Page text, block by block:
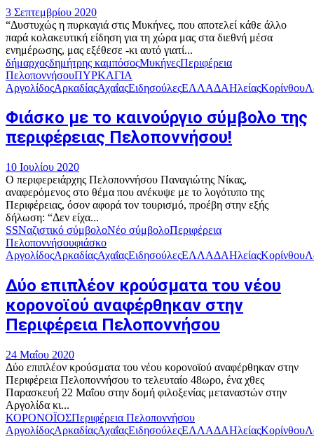
3 Σεπτεμβρίου 2020
“Δυστυχώς η πυρκαγιά στις Μυκήνες, που αποτελεί κάθε άλλο
παρά κολακευτική είδηση για τη χώρα μας στα διεθνή μέσα
ενημέρωσης, μας εξέθεσε -κι αυτό γιατί...
δήμαρχοςδημήτρης καμπόσοςΜυκήνεςΠεριφέρεια
ΠελοποννήσουΠΥΡΚΑΓΙΑ
ΑργολίδοςΑρκαδίαςΑχαΐαςΕιδησούλεςΕΛΛΑΔΑΗλείαςΚορίνθου
Φιάσκο με το καινούργιο σύμβολο της
περιφέρειας Πελοποννήσου!
10 Ιουλίου 2020
Ο περιφερειάρχης Πελοποννήσου Παναγιώτης Νίκας,
αναφερόμενος στο θέμα που ανέκυψε με το λογότυπο της
Περιφέρειας, όσον αφορά τον τουρισμό, προέβη στην εξής
δήλωση: “Δεν είχα...
SSΝαζιστικό σύμβολοΝέο σύμβολοΠεριφέρεια
Πελοποννήσουφιάσκο
ΑργολίδοςΑρκαδίαςΑχαΐαςΕιδησούλεςΕΛΛΑΔΑΗλείαςΚορίνθου
Δύο επιπλέον κρούσματα του νέου
κορονοϊού αναφέρθηκαν στην
Περιφέρεια Πελοποννήσου
24 Μαΐου 2020
Δύο επιπλέον κρούσματα του νέου κορονοϊού αναφέρθηκαν στην
Περιφέρεια Πελοποννήσου το τελευταίο 48ωρο, ένα χθες
Παρασκευή 22 Μαΐου στην δομή φιλοξενίας μεταναστών στην
Αργολίδα κι...
ΚΟΡΟΝΟΪΟΣΠεριφέρεια Πελοποννήσου
ΑργολίδοςΑρκαδίαςΑχαΐαςΕιδησούλεςΕΛΛΑΔΑΗλείαςΚορίνθου